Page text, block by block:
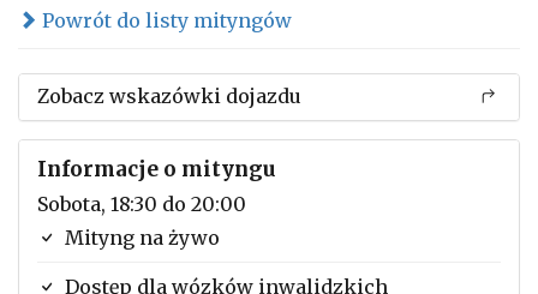
Powrót do listy mityngów
Zobacz wskazówki dojazdu
Informacje o mityngu
Sobota, 18:30 do 20:00
Mityng na żywo
Dostęp dla wózków inwalidzkich